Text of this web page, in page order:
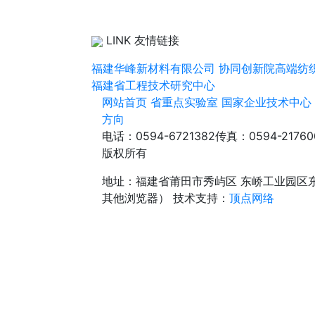
LINK 友情链接
福建华峰新材料有限公司 协同创新院高端纺
福建省工程技术研究中心
网站首页 省重点实验室 国家企业技术中心
方向
电话：0594-6721382传真：0594-
版权所有
地址：福建省莆田市秀屿区 东峤工业园区
其他浏览器）
技术支持： 顶点网络